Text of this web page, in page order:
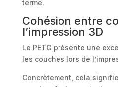
terme.
Cohésion entre
l’impression 3D
Le PETG présente une
les couches lors de
Concrètement, cela